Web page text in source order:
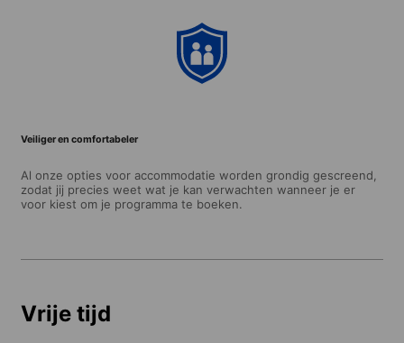
Veiliger en comfortabeler
Al onze opties voor accommodatie worden grondig gescreend,
zodat jij precies weet wat je kan verwachten wanneer je er
voor kiest om je programma te boeken.
Vrije tijd